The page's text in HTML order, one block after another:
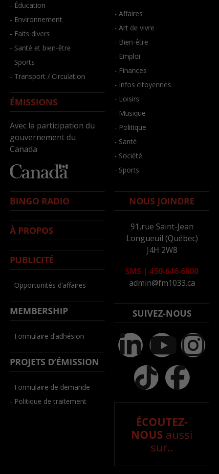
- Éducation
- Environnement
- Faits divers
- Santé et bien-être
- Sports
- Transport / Circulation
ÉMISSIONS
Avec la participation du
gouvernement du
Canada
- Affaires
- Art de vivre
- Bien-être
- Emploi
- Finances
- Infos citoyennes
- Loisirs
- Musique
- Politique
- Santé
- Société
- Sports
BINGO RADIO
À PROPOS
PUBLICITÉ
- Opportunités d’affaires
MEMBERSHIP
- Formulaire d’adhésion
PROJETS D’ÉMISSION
- Formulaire de demande
- Politique de traitement
NOUS JOINDRE
91,rue Saint-Jean
Longueuil (Québec)
J4H 2W8
SMS | 450-646-6800
admin@fm1033.ca
SUIVEZ-NOUS
ÉCOUTEZ-
NOUS aussi
sur..